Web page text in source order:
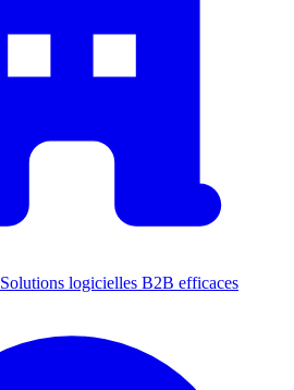
Solutions logicielles B2B efficaces